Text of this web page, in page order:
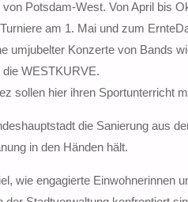
Potsdam-West. Von April bis
am 1. Mai und zum
umjubelter Konzerte von Bands
die WESTKURVE.
sollen hier ihren Sportunterricht
die Sanierung aus
in den Händen hält.
wie engagierte Einwohnerinnen